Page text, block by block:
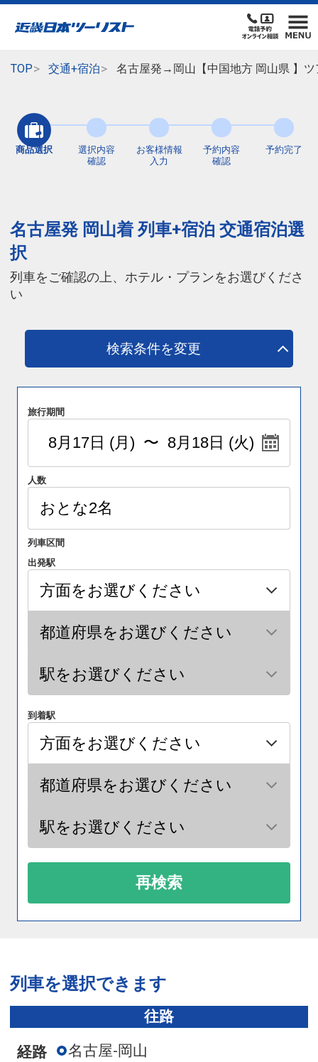
TOP 交通+宿泊 名古屋発→岡山【中国地方 岡山県 】
商品選択
選択内容
確認
お客様情報
入力
予約内容
確認
予約完了
名古屋発 岡山着 列車+宿泊 交通宿泊選
択
列車をご確認の上、ホテル・プランをお選びくださ
い
検索条件を変更
旅行期間
人数
列車区間
出発駅
到着駅
再検索
列車を選択できます
往路
経路 名古屋-岡山